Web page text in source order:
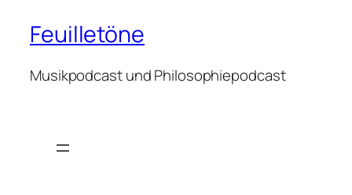
Feuilletöne
Musikpodcast und Philosophiepodcast